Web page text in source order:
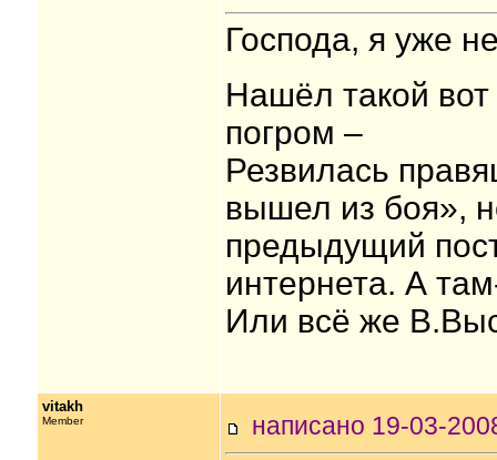
Господа, я уже
Нашёл такой
погром –
Резвилась
вышел из боя»,
предыдущий
интернета. А
Или всё же
vitakh
Member написано 19-03-